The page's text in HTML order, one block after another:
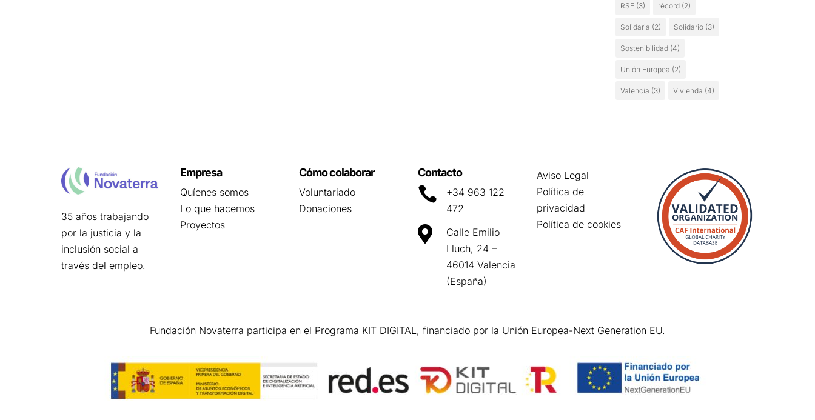
RSE (3) récord (2)
Solidaria (2) Solidario (3)
Sostenibilidad (4)
Unión Europea (2)
Valencia (3) Vivienda (4)
35 años trabajando
por la justicia y la
inclusión social a
través del empleo.
Empresa
Quíenes somos
Lo que hacemos
Proyectos
Cómo colaborar
Voluntariado
Donaciones
Contacto

+34 963 122
472

Calle Emilio
Lluch, 24 –
46014 Valencia
(España)
Aviso Legal
Política de
privacidad
Política de cookies
Fundación Novaterra participa en el Programa KIT DIGITAL, financiado por la Unión Europea-Next Generation EU.